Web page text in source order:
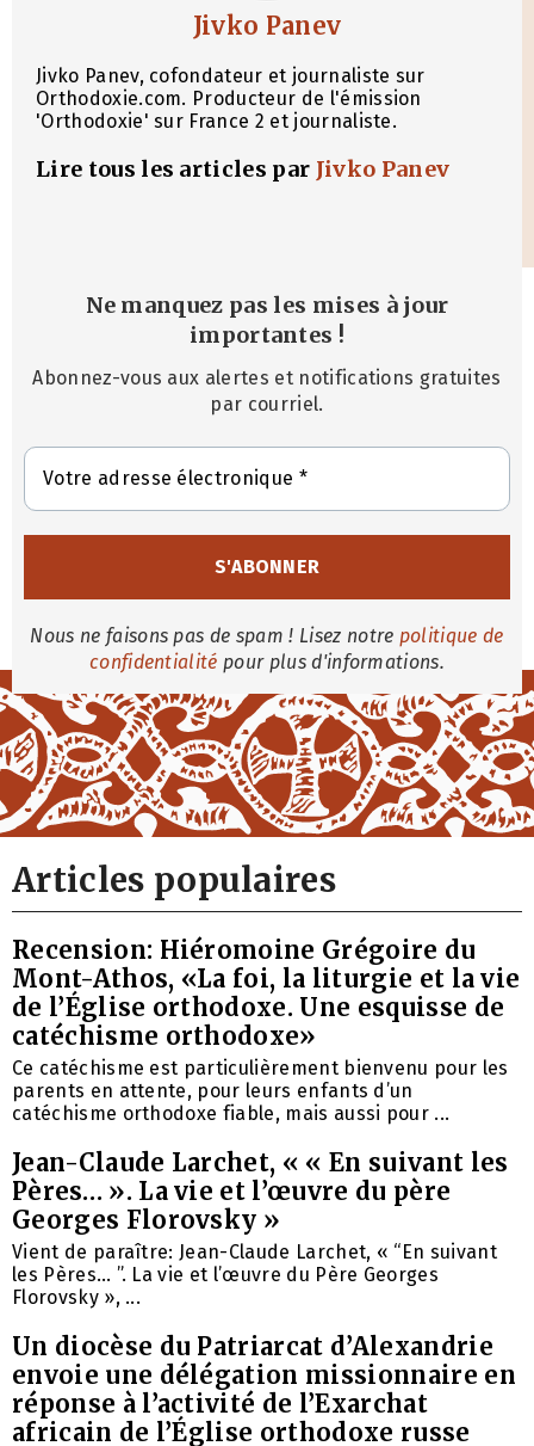
Jivko Panev
Jivko Panev, cofondateur et journaliste sur
Orthodoxie.com. Producteur de l'émission
'Orthodoxie' sur France 2 et journaliste.
Lire tous les articles par Jivko Panev
Ne manquez pas les mises à jour
importantes !
Abonnez-vous aux alertes et notifications gratuites
par courriel.
Nous ne faisons pas de spam ! Lisez notre politique de
confidentialité pour plus d'informations.
Articles populaires
Recension: Hiéromoine Grégoire du
Mont-Athos, «La foi, la liturgie et la vie
de l’Église orthodoxe. Une esquisse de
catéchisme orthodoxe»
Ce catéchisme est particulièrement bienvenu pour les
parents en attente, pour leurs enfants d’un
catéchisme orthodoxe fiable, mais aussi pour ...
Jean-Claude Larchet, « « En suivant les
Pères… ». La vie et l’œuvre du père
Georges Florovsky »
Vient de paraître: Jean-Claude Larchet, « “En suivant
les Pères… ”. La vie et l’œuvre du Père Georges
Florovsky », ...
Un diocèse du Patriarcat d’Alexandrie
envoie une délégation missionnaire en
réponse à l’activité de l’Exarchat
africain de l’Église orthodoxe russe